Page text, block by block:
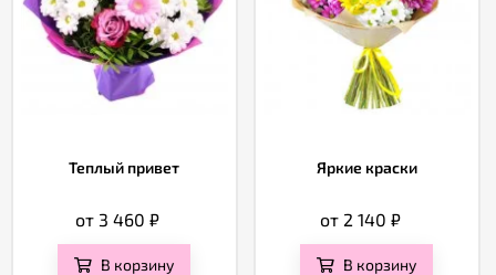
Теплый привет
от 3 460₽
В корзину
Яркие краски
от 2 140 ₽
В корзину